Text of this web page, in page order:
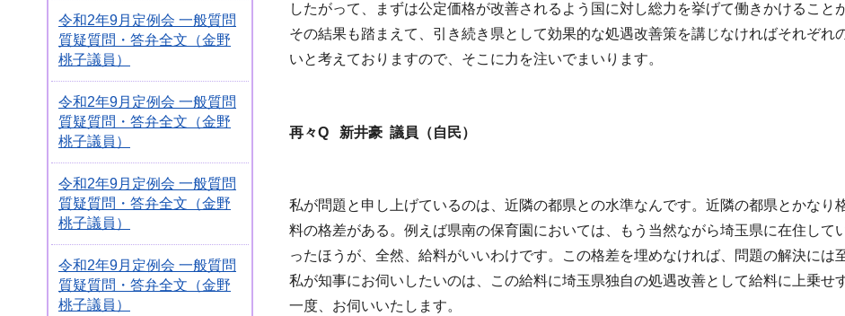
令和2年9月定例会 一般質問
質疑質問・答弁全文（金野
桃子議員）
令和2年9月定例会 一般質問
質疑質問・答弁全文（金野
桃子議員）
令和2年9月定例会 一般質問
質疑質問・答弁全文（金野
桃子議員）
令和2年9月定例会 一般質問
質疑質問・答弁全文（金野
桃子議員）
したがって、まずは公定価格が改善されるよう国に対し総力を挙げて働きかけること
その結果も踏まえて、引き続き県として効果的な処遇改善策を講じなければそれぞれ
いと考えておりますので、そこに力を注いでまいります。
再々Q 新井豪 議員（自民）
私が問題と申し上げているのは、近隣の都県との水準なんです。近隣の都県とかな
料の格差がある。例えば県南の保育園においては、もう当然ながら埼玉県に在住し
ったほうが、全然、給料がいいわけです。この格差を埋めなければ、問題の解決には
私が知事にお伺いしたいのは、この給料に埼玉県独自の処遇改善として給料に上乗せ
一度、お伺いいたします。